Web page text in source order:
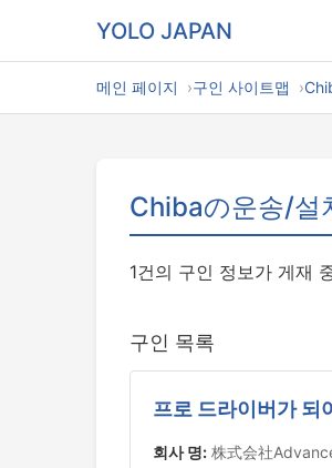
YOLO JAPAN
메인 페이지 구인 사이트맵
Chibaの운송/설
1건의 구인 정보가 게재
구인 목록
프로 드라이버가 되
회사 명: 株式会社